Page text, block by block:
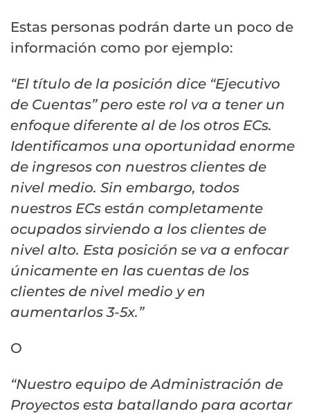
Estas personas podrán darte un poco de
información como por ejemplo:
“El título de la posición dice “Ejecutivo
de Cuentas” pero este rol va a tener un
enfoque diferente al de los otros ECs.
Identificamos una oportunidad enorme
de ingresos con nuestros clientes de
nivel medio. Sin embargo, todos
nuestros ECs están completamente
ocupados sirviendo a los clientes de
nivel alto. Esta posición se va a enfocar
únicamente en las cuentas de los
clientes de nivel medio y en
aumentarlos 3-5x.”
O
“Nuestro equipo de Administración de
Proyectos esta batallando para acortar